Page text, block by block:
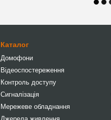
Каталог
Домофони
Відеоспостереження
Контроль доступу
Сигналізація
Мережеве обладнання